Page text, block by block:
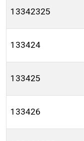
13342325
133424
133425
133426